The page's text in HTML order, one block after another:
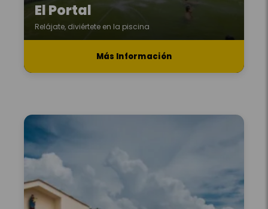
El Portal
Relájate, diviértete en la piscina
Más Información